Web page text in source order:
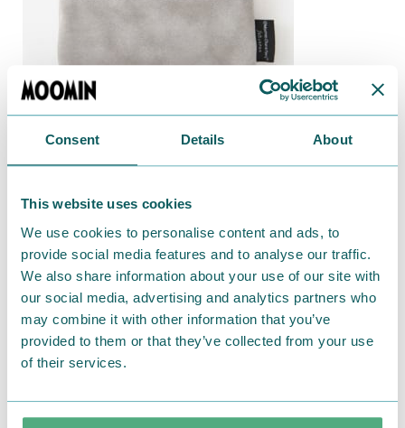
Consent Details About
This website uses cookies
We use cookies to personalise content and ads, to
provide social media features and to analyse our traffic.
We also share information about your use of our site with
our social media, advertising and analytics partners who
may combine it with other information that you’ve
provided to them or that they’ve collected from your use
of their services.